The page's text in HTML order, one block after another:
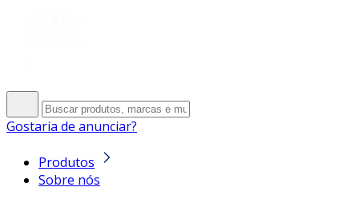
Gostaria de anunciar?
Produtos
Sobre nós